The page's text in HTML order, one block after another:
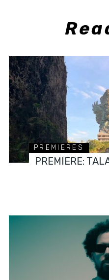
PREMIERES
PREMIERE: